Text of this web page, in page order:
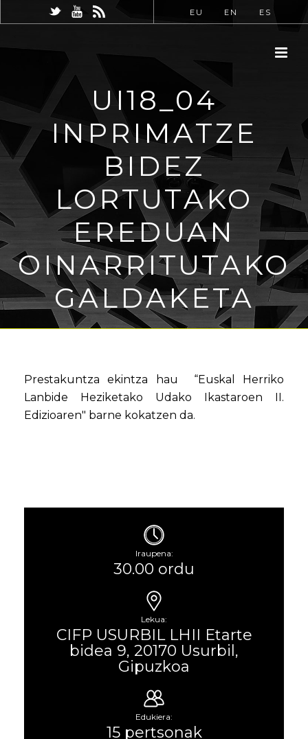
EU EN ES
UI18_04
INPRIMATZE
BIDEZ
LORTUTAKO
EREDUAN
OINARRITUTAKO
GALDAKETA
Prestakuntza ekintza hau “Euskal Herriko
Lanbide Heziketako Udako Ikastaroen II.
Edizioaren" barne kokatzen da.
Iraupena:
30.00 ordu
Lekua:
CIFP USURBIL LHII Etarte
bidea 9, 20170 Usurbil,
Gipuzkoa
Edukiera:
15 pertsonak